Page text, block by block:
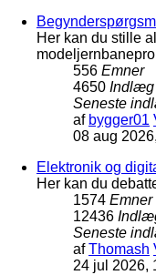
Her kan du stille
556 Emner
4650 Indlæg
Seneste
af bygger01
08 aug
Elektronik og
Her kan du
1574 Emner
12436
Seneste
afThomash
24 jul 2026,